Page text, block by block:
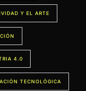
Y EL ARTE
4.0
TECNOLÓGICA